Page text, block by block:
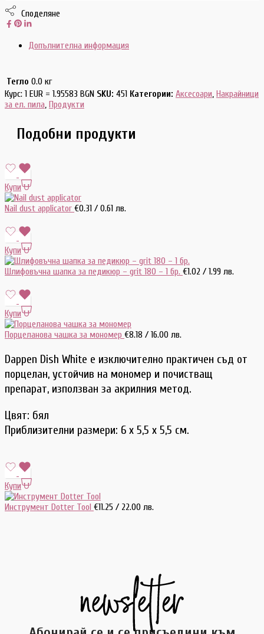
Споделяне
Допълнителна информация
Тегло 0.0 кг
Курс: 1 EUR = 1.95583 BGN SKU: 451 Категории: Аксесоари, Накрайници
за ел. пила, Продукти
Подобни продукти
Купи
Nail dust applicator €0.31 / 0.61 лв.
Купи
Шлифовъчна шапка за педикюр – grit 180 – 1 бр. €1.02 / 1.99 лв.
Купи
Порцеланова чашка за мономер €8.18 / 16.00 лв.
Dappen Dish White е изключително практичен съд от
порцелан, устойчив на мономер и почистващ
препарат, използван за акрилния метод.
Цвят: бял
Приблизителни размери: 6 х 5,5 х 5,5 см.
Купи
Инструмент Dotter Tool €11.25 / 22.00 лв.